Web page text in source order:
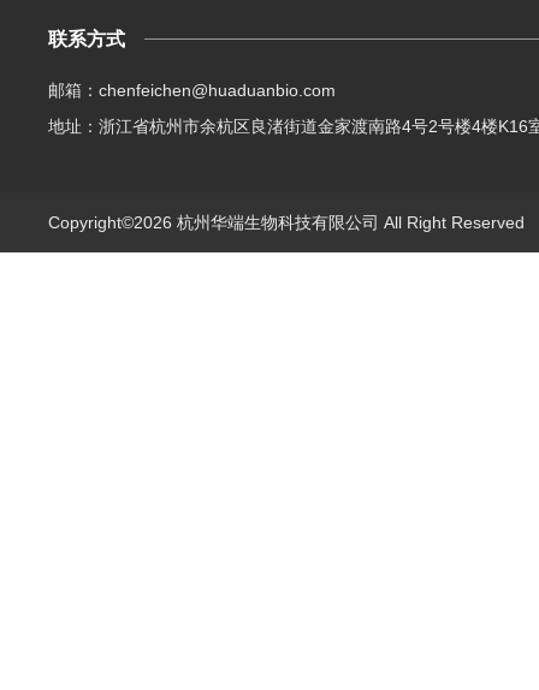
联系方式
邮箱：chenfeichen@huaduanbio.com
地址：浙江省杭州市余杭区良渚街道金家渡南路4号2号楼4楼K16
Copyright©2026 杭州华端生物科技有限公司 All Right